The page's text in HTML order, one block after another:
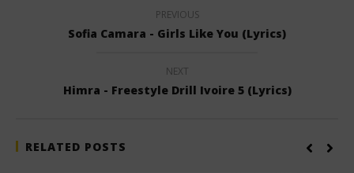
PREVIOUS
Sofia Camara - Girls Like You (Lyrics)
NEXT
Himra - Freestyle Drill Ivoire 5 (Lyrics)
RELATED POSTS